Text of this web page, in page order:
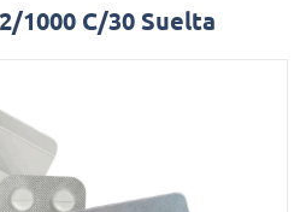
1000 C/30 Suelta